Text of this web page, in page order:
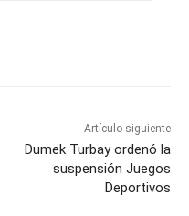
Artículo siguiente
Dumek Turbay ordenó la
suspensión Juegos
Deportivos